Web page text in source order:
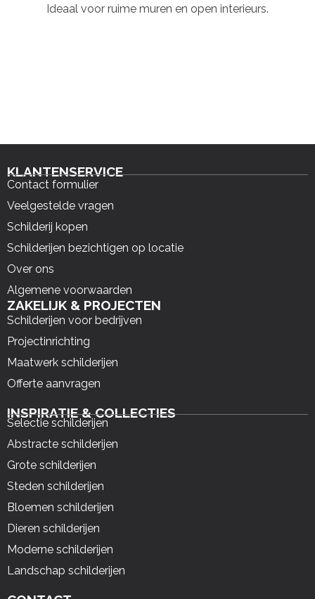
Ideaal voor ruime muren en open interieurs.
KLANTENSERVICE
Contact formulier
Veelgestelde vragen
Schilderij kopen
Schilderijen bezichtigen op locatie
Over ons
Algemene voorwaarden
ZAKELIJK & PROJECTEN
Schilderijen voor bedrijven
Projectinrichting
Maatwerk schilderijen
Offerte aanvragen
INSPIRATIE & COLLECTIES
Selectie schilderijen
Abstracte schilderijen
Grote schilderijen
Steden schilderijen
Bloemen schilderijen
Dieren schilderijen
Moderne schilderijen
Landschap schilderijen